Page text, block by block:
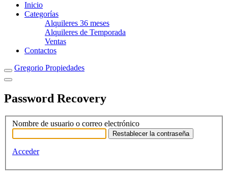
Inicio
Categorías
Alquileres 36 meses
Alquileres de Temporada
Ventas
Contactos
Gregorio Propiedades
Password Recovery
Nombre de usuario o correo electrónico
Acceder